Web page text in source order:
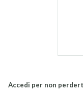
Accedi per non